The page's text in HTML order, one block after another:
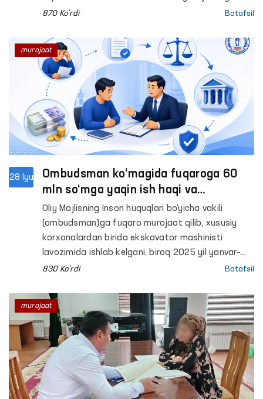
huquqlari bo‘yicha vakili (ombudsman) Feruza
870 Ko'rdi Batafsil
28 Iyu
Ombudsman ko‘magida fuqaroga 60
mln so‘mga yaqin ish haqi va
kompensatsiya undirildi
Oliy Majlisning Inson huquqlari bo‘yicha vakili
(ombudsman)ga fuqaro murojaat qilib, xususiy
korxonalardan birida ekskavator mashinisti
lavozimida ishlab kelgani, biroq 2025 yil yanvar–
may oylari uchun ish haqi va mehnat shartnomasi
kitob mablag‘lari to‘lab berilmayotganidan
norozilik bildirdi.
830 Ko'rdi Batafsil
murojaat
murojaat